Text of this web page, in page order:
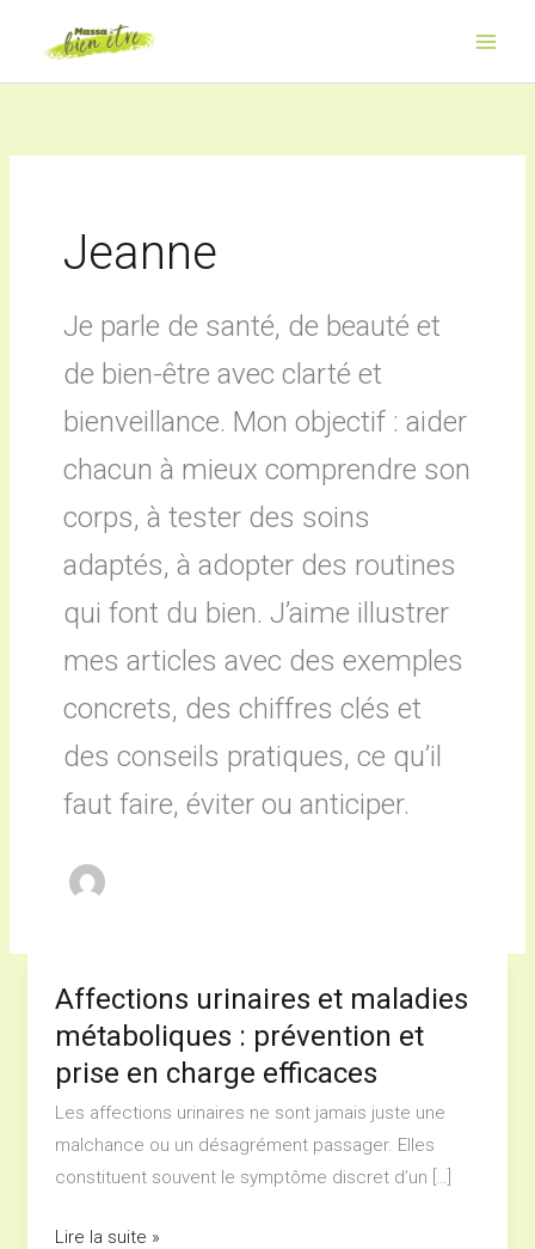
contenu
Jeanne
Je parle de santé, de beauté et
de bien-être avec clarté et
bienveillance. Mon objectif : aider
chacun à mieux comprendre son
corps, à tester des soins
adaptés, à adopter des routines
qui font du bien. J’aime illustrer
mes articles avec des exemples
concrets, des chiffres clés et
des conseils pratiques, ce qu’il
faut faire, éviter ou anticiper.
Affections urinaires et maladies
métaboliques : prévention et
prise en charge efficaces
Les affections urinaires ne sont jamais juste une
malchance ou un désagrément passager. Elles
constituent souvent le symptôme discret d’un […]
Affections
urinaires
maladies
métaboliques
:
prévention
Lire la suite »